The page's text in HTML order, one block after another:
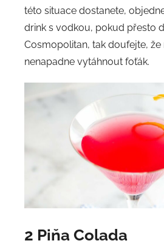
této situace dostanete,
drink s vodkou, pokud přesto
Cosmopolitan, tak doufejte, že
nenapadne vytáhnout foťák.
2 Piňa Colada